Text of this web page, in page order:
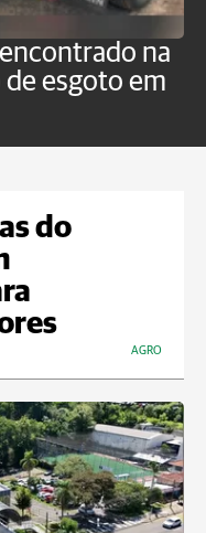
na
esgoto em
do
AGRO